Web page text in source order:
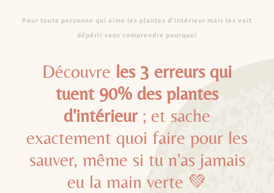
Pour toute personne qui aime les plantes d'intérieur mais les voit
dépérir sans comprendre pourquoi
Découvre les 3 erreurs qui
tuent 90% des plantes
d'intérieur; et sache
exactement quoi faire pour les
sauver, même si tu n'as jamais
eu la main verte 💚